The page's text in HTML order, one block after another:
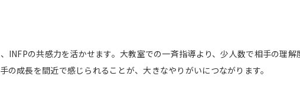
INFPの共感力を活かせます。大教室での一斉指導より、少人数で相手の理
成長を間近で感じられることが、大きなやりがいにつながります。